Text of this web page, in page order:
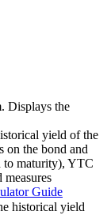
Displays the
yield of the
on the bond and
maturity), YTC
Guide
historical yield